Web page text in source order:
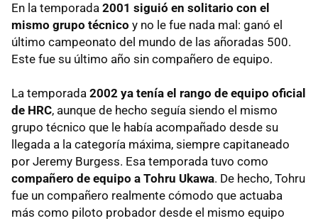
En la temporada 2001 siguió en solitario con el
mismo grupo técnico y no le fue nada mal: ganó el
último campeonato del mundo de las añoradas 500.
Este fue su último año sin compañero de equipo.
La temporada 2002 ya tenía el rango de equipo oficial
de HRC, aunque de hecho seguía siendo el mismo
grupo técnico que le había acompañado desde su
llegada a la categoría máxima, siempre capitaneado
por Jeremy Burgess. Esa temporada tuvo como
compañero de equipo a Tohru Ukawa. De hecho, Tohru
fue un compañero realmente cómodo que actuaba
más como piloto probador desde el mismo equipo